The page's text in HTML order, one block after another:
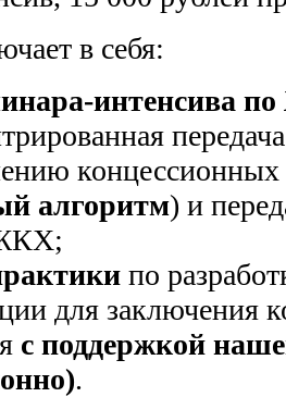
в себя:
интенсива
концессионных
алгоритм) и
по
для заключения
с поддержкой
.